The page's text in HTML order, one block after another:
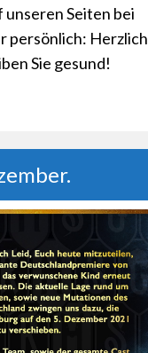
Seiten bei
persönlich: Herzlich
Sie gesund!